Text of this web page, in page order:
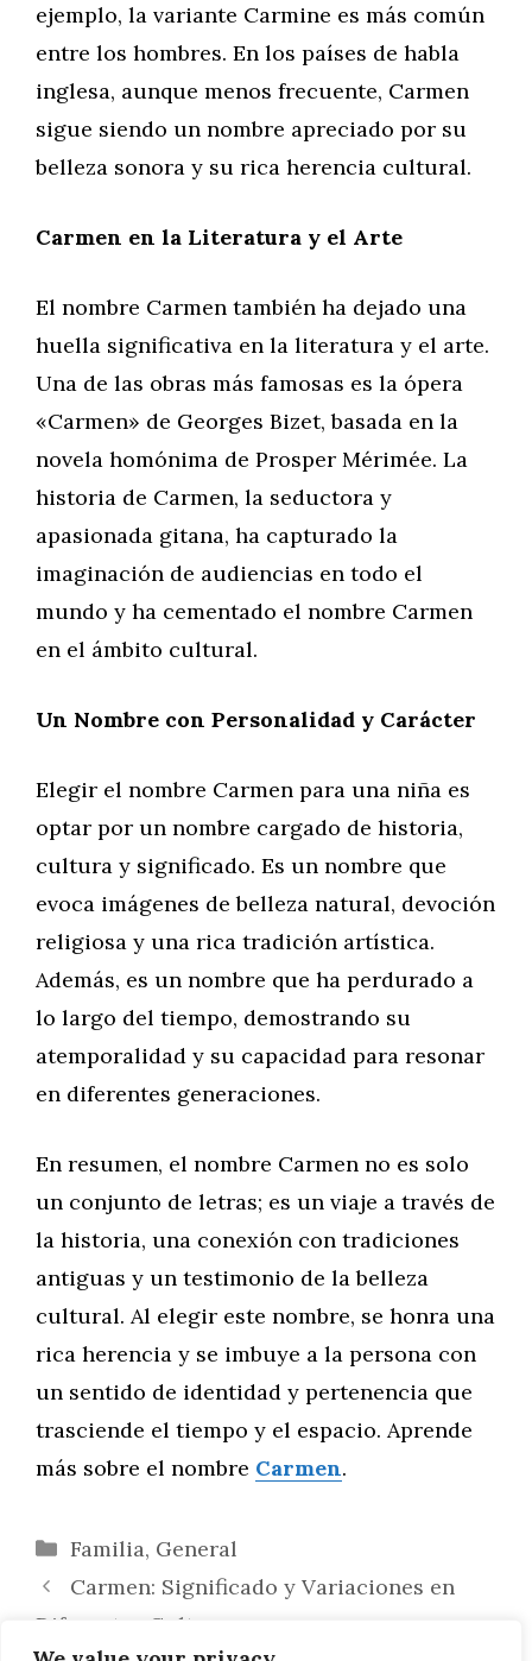
ejemplo, la variante Carmine es más común
entre los hombres. En los países de habla
inglesa, aunque menos frecuente, Carmen
sigue siendo un nombre apreciado por su
belleza sonora y su rica herencia cultural.
Carmen en la Literatura y el Arte
El nombre Carmen también ha dejado una
huella significativa en la literatura y el arte.
Una de las obras más famosas es la ópera
«Carmen» de Georges Bizet, basada en la
novela homónima de Prosper Mérimée. La
historia de Carmen, la seductora y
apasionada gitana, ha capturado la
imaginación de audiencias en todo el
mundo y ha cementado el nombre Carmen
en el ámbito cultural.
Un Nombre con Personalidad y Carácter
Elegir el nombre Carmen para una niña es
optar por un nombre cargado de historia,
cultura y significado. Es un nombre que
evoca imágenes de belleza natural, devoción
religiosa y una rica tradición artística.
Además, es un nombre que ha perdurado a
lo largo del tiempo, demostrando su
atemporalidad y su capacidad para resonar
en diferentes generaciones.
En resumen, el nombre Carmen no es solo
un conjunto de letras; es un viaje a través de
la historia, una conexión con tradiciones
antiguas y un testimonio de la belleza
cultural. Al elegir este nombre, se honra una
rica herencia y se imbuye a la persona con
un sentido de identidad y pertenencia que
trasciende el tiempo y el espacio. Aprende
más sobre el nombre Carmen.
Categorías
Familia, General
Carmen: Significado y Variaciones en
Diferentes Culturas